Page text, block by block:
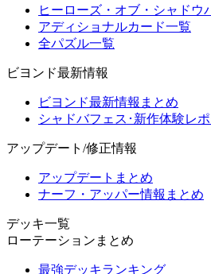
ヒーローズ・オブ・シャドウ
アディショナルカード一覧
全パズル一覧
ビヨンド最新情報
ビヨンド最新情報まとめ
シャドバフェス･新作体験レポ
アップデート/修正情報
アップデートまとめ
ナーフ・アッパー情報まとめ
デッキ一覧
ローテーションまとめ
最強デッキランキング